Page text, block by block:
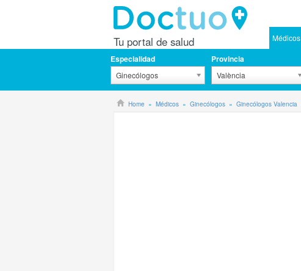
Tu portal de salud Médicos
Especialidad
Ginecólogos
Provincia
València
Home Médicos Ginecólogos Ginecólogos Valencia